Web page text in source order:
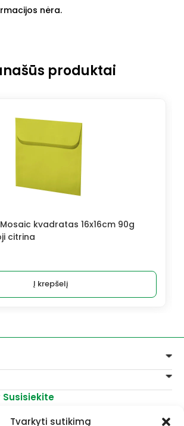
Tvarkyti sutikimą
nėra.
produktai
kvadratas 16x16cm 90g
citrina
Į krepšelį
Susisiekite